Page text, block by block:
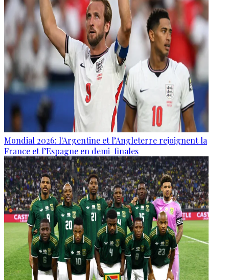
Mondial 2026: l'Argentine et l’Angleterre rejoignent la
France et l’Espagne en demi-finales